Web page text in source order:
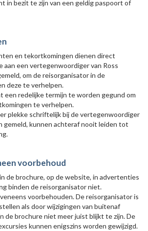
in bezit te zijn van een geldig paspoort of
en tekortkomingen dienen direct
aan een vertegenwoordiger van Ross
om de reisorganisator in de
deze te verhelpen.
een redelijke termijn te worden gegund om
te verhelpen.
plekke schriftelijk bij de vertegenwoordiger
gemeld, kunnen achteraf nooit leiden tot
voorbehoud
de brochure, op de website, in advertenties
binden de reisorganisator niet.
voorbehouden. De reisorganisator is
als door wijzigingen van buitenaf
de brochure niet meer juist blijkt te zijn. De
kunnen enigszins worden gewijzigd.